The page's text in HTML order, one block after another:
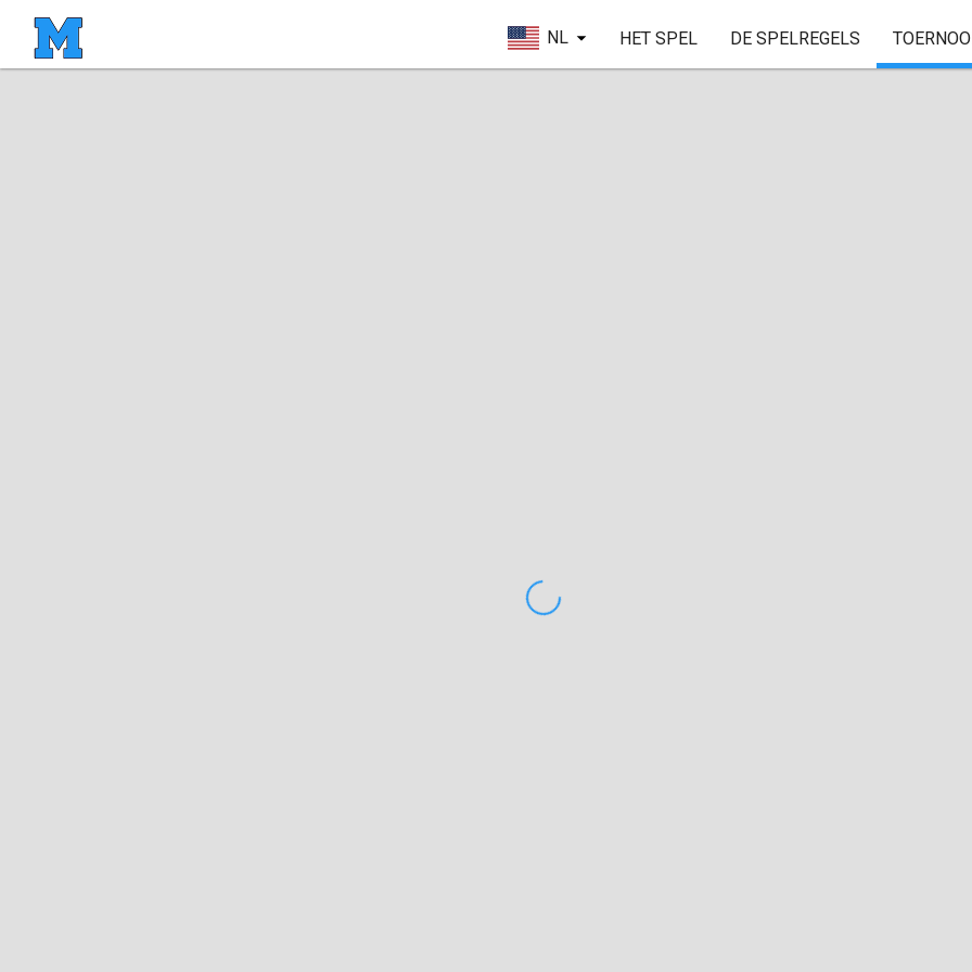
NL HET SPEL DE SPELREGELS